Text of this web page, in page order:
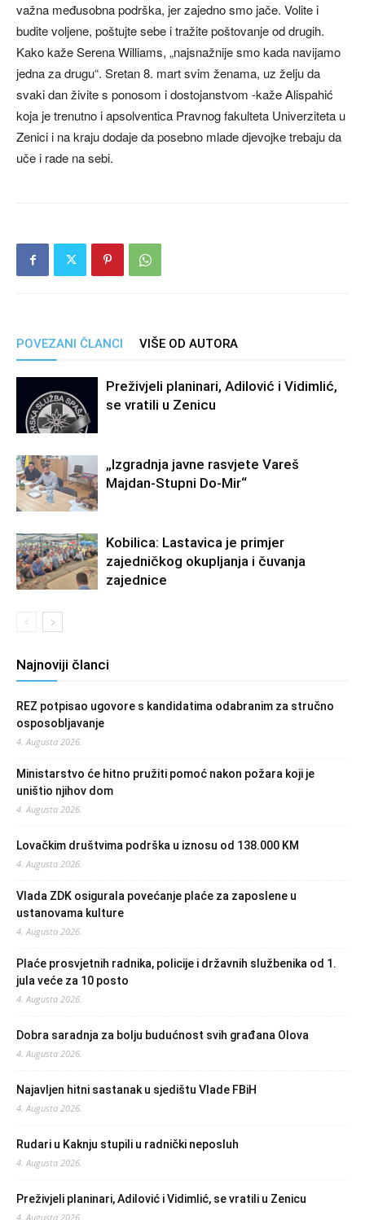
važna međusobna podrška, jer zajedno smo jače. Volite i
budite voljene, poštujte sebe i tražite poštovanje od drugih.
Kako kaže Serena Williams, „najsnažnije smo kada navijamo
jedna za drugu“. Sretan 8. mart svim ženama, uz želju da
svaki dan živite s ponosom i dostojanstvom -kaže Alispahić
koja je trenutno i apsolventica Pravnog fakulteta Univerziteta u
Zenici i na kraju dodaje da posebno mlade djevojke trebaju da
uče i rade na sebi.
POVEZANI ČLANCI VIŠE OD AUTORA
Preživjeli planinari, Adilović i Vidimlić,
se vratili u Zenicu
„Izgradnja javne rasvjete Vareš
Majdan-Stupni Do-Mir“
Kobilica: Lastavica je primjer
zajedničkog okupljanja i čuvanja
zajednice
Najnoviji članci
REZ potpisao ugovore s kandidatima odabranim za stručno
osposobljavanje
4. Augusta 2026.
Ministarstvo će hitno pružiti pomoć nakon požara koji je
uništio njihov dom
4. Augusta 2026.
Lovačkim društvima podrška u iznosu od 138.000 KM
4. Augusta 2026.
Vlada ZDK osigurala povećanje plaće za zaposlene u
ustanovama kulture
4. Augusta 2026.
Plaće prosvjetnih radnika, policije i državnih službenika od 1.
jula veće za 10 posto
4. Augusta 2026.
Dobra saradnja za bolju budućnost svih građana Olova
4. Augusta 2026.
Najavljen hitni sastanak u sjedištu Vlade FBiH
4. Augusta 2026.
Rudari u Kaknju stupili u radnički neposluh
4. Augusta 2026.
Preživjeli planinari, Adilović i Vidimlić, se vratili u Zenicu
4. Augusta 2026.